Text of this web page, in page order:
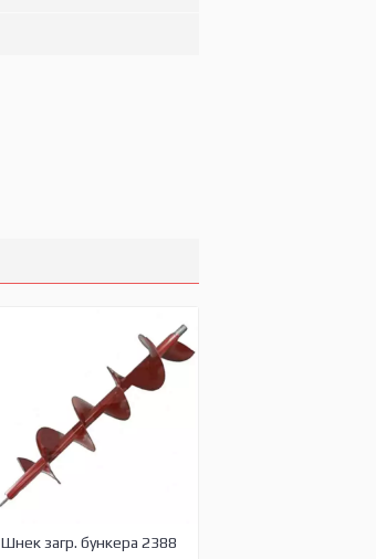
Шнек загр. бункера 2388